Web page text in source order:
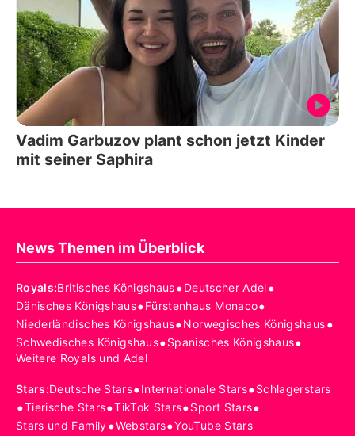
Vadim Garbuzov plant schon jetzt Kinder
mit seiner Saphira
News Themen im Überblick
Royals:Britisches Königshaus•Deutscher Adel•
Dänisches Königshaus•Fürstenhaus Monaco•
Niederländisches Königshaus•Norwegisches Königshaus•
Schwedisches Königshaus•Spanisches Königshaus•
Weitere Royals und Adel
Stars:Deutsche Stars•Internationale Stars•Schlagerstars
•Tierische Stars•TikTok Stars•Sport Stars•
Stars und Family•Webstars•YouTube Stars